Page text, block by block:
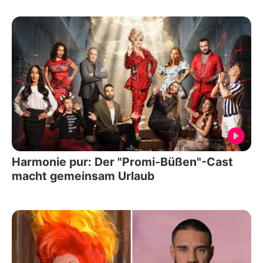
Harmonie pur: Der "Promi-Büßen"-Cast
macht gemeinsam Urlaub